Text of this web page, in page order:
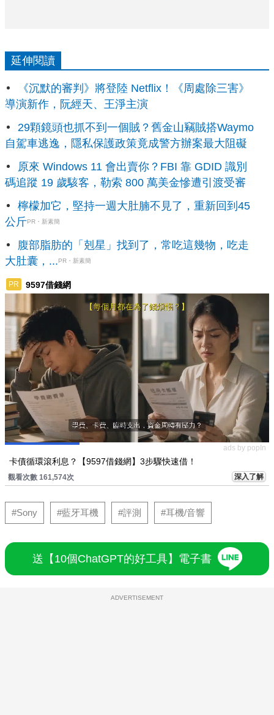
延伸閱讀
《沉默的審判》將登陸 Netflix！《周處除三害》
導演新作，阮經天、王淨主演
29顆鏡頭也抓不到一個賊？舊金山竊賊搭Waymo
自駕車逃逸，隱私保護政策竟成警方辦案最大阻礙
原來 Windows 11 會出賣你？FBI 靠 GDID 識別
碼追蹤 19 歲駭客，勒索 800 萬美金慘遭引渡受審
檸檬加它，堅持一週大肚腩不見了，重新回到45
公斤PR・新素簡
腹部脂肪的「剋星」找到了，常吃這幾物，吃走
大肚囊，...PR・新素簡
PR 9597借錢網
ads by popIn
卡債循環滾利息？【9597借錢網】3步驟快速借！
觀看次數 161,574次 深入了解
#Sony #藍牙耳機 #評測 #耳機/音響
送【10個ChatGPT的好工具】電子書
ADVERTISEMENT